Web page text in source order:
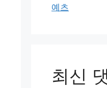
예츠
최신